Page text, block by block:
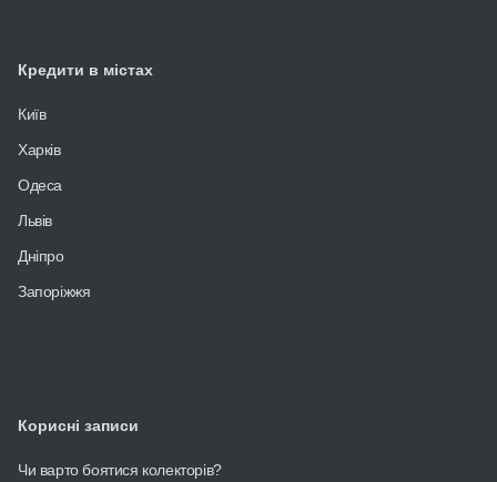
Кредити в містах
Київ
Харків
Одеса
Львів
Дніпро
Запоріжжя
Корисні записи
Чи варто боятися колекторів?